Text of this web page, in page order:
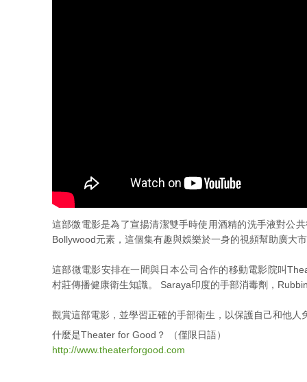
這部微電影是為了宣揚清潔雙手時使用酒精的洗手液對公
Bollywood元素，這個集有趣與娛樂於一身的視頻幫助廣大
這部微電影安排在一間與日本公司合作的移動電影院叫
村莊傳播健康衛生知識。 Saraya印度的手部消毒劑，
觀賞這部電影，並學習正確的手部衛生，以保護自己和他人
什麼是Theater for Good？ （僅限日語）
http://www.theaterforgood.com